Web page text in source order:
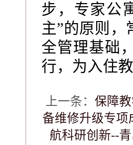
步，专家公
主”的原则，
全管理基础
行，为入住
上一条： 保障
备维修升级专项
航科研创新--